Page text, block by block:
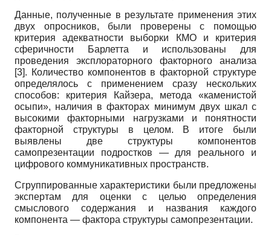
Данные, полученные в результате применения этих
двух опросников, были проверены с помощью
критерия адекватности выборки КМО и критерия
сфе­ричности Барлетта и использованы для
проведения эксплораторного факторного анализа
[3]. Количество компонентов в факторной структуре
определялось с применением сразу нескольких
способов: критерия Кайзера, метода «каменистой
осыпи», наличия в факторах минимум двух шкал с
высокими факторными нагрузками и понятности
факторной структуры в целом. В итоге были
выявлены две структуры компонентов
самопрезентации подростков — для реального и
цифрового коммуникативных пространств.
Сгруппированные характеристики были предложены
экспертам для оценки с целью определения
смыслового содержания и названия каждого
компонента — фактора структуры самопрезентации.